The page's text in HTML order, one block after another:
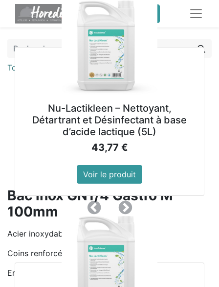
service client pro
Tous les produits Bac inox GN1/4 Gastro M 100mm
Bac inox GN1/4 Gastro M
100mm
Acier inoxydable AISI 304
Coins renforcés
Empilables
Nu-Lactikleen – Nettoyant,
Détartrant et Désinfectant à base
d’acide lactique (5L)
43,77 €
Voir le produit
PrécedentSuivant